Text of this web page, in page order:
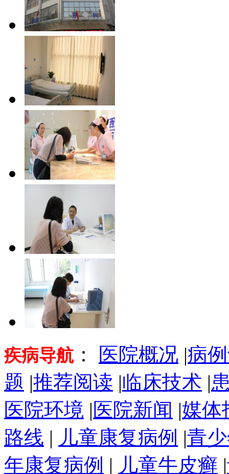
疾病导航： 医院概况 |病
题 |推荐阅读 |临床技术 |
医院环境 |医院新闻 |媒体
路线 | 儿童康复病例 |青
年康复病例 | 儿童牛皮癣 |